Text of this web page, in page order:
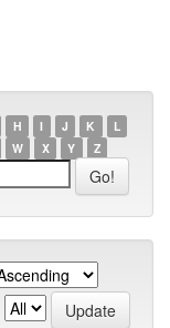
H I J K
L
W X Y Z